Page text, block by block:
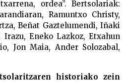
ordea”. Bertsolariak:
Ramuntxo Christy,
Beñat Gaztelumendi, Iñaki
Eneko Lazkoz, Etxahun
Jon Maia, Ander Solozabal,
historiako zein